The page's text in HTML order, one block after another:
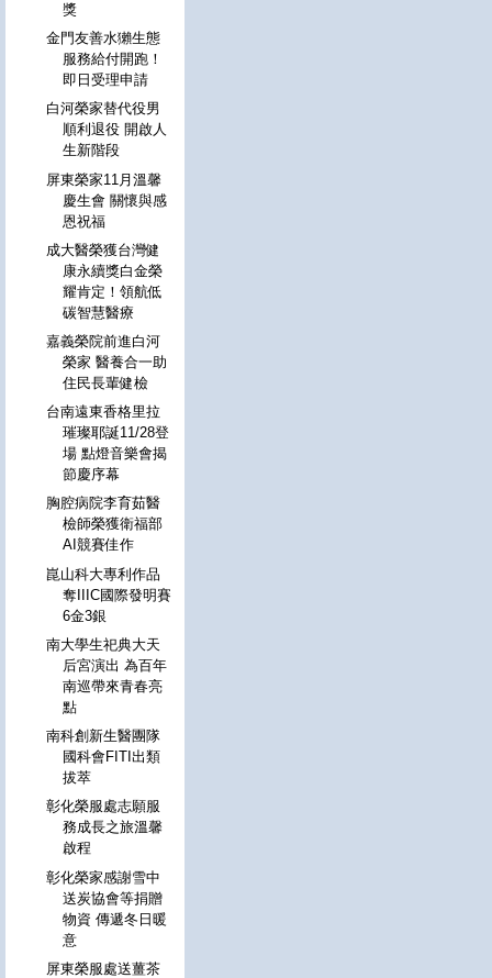
獎
金門友善水獺生態
服務給付開跑！
即日受理申請
白河榮家替代役男
順利退役 開啟人
生新階段
屏東榮家11月溫馨
慶生會 關懷與感
恩祝福
成大醫榮獲台灣健
康永續獎白金榮
耀肯定！領航低
碳智慧醫療
嘉義榮院前進白河
榮家 醫養合一助
住民長輩健檢
台南遠東香格里拉
璀璨耶誕11/28登
場 點燈音樂會揭
節慶序幕
胸腔病院李育茹醫
檢師榮獲衛福部
AI競賽佳作
崑山科大專利作品
奪IIIC國際發明賽
6金3銀
南大學生祀典大天
后宮演出 為百年
南巡帶來青春亮
點
南科創新生醫團隊
國科會FITI出類
拔萃
彰化榮服處志願服
務成長之旅溫馨
啟程
彰化榮家感謝雪中
送炭協會等捐贈
物資 傳遞冬日暖
意
屏東榮服處送薑茶